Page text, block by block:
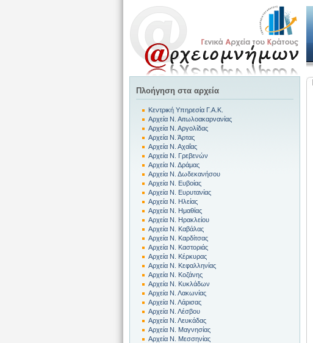
Πλοήγηση στα αρχεία
Κεντρική Υπηρεσία Γ.Α.Κ.
Αρχεία Ν. Αιτωλοακαρνανίας
Αρχεία Ν. Αργολίδας
Αρχεία Ν. Άρτας
Αρχεία Ν. Αχαΐας
Αρχεία Ν. Γρεβενών
Αρχεία Ν. Δράμας
Αρχεία Ν. Δωδεκανήσου
Αρχεία Ν. Ευβοίας
Αρχεία Ν. Ευρυτανίας
Αρχεία Ν. Ηλείας
Αρχεία Ν. Ημαθίας
Αρχεία Ν. Ηρακλείου
Αρχεία Ν. Καβάλας
Αρχεία Ν. Καρδίτσας
Αρχεία Ν. Καστοριάς
Αρχεία Ν. Κέρκυρας
Αρχεία Ν. Κεφαλληνίας
Αρχεία Ν. Κοζάνης
Αρχεία Ν. Κυκλάδων
Αρχεία Ν. Λακωνίας
Αρχεία Ν. Λάρισας
Αρχεία Ν. Λέσβου
Αρχεία Ν. Λευκάδας
Αρχεία Ν. Μαγνησίας
Αρχεία Ν. Μεσσηνίας